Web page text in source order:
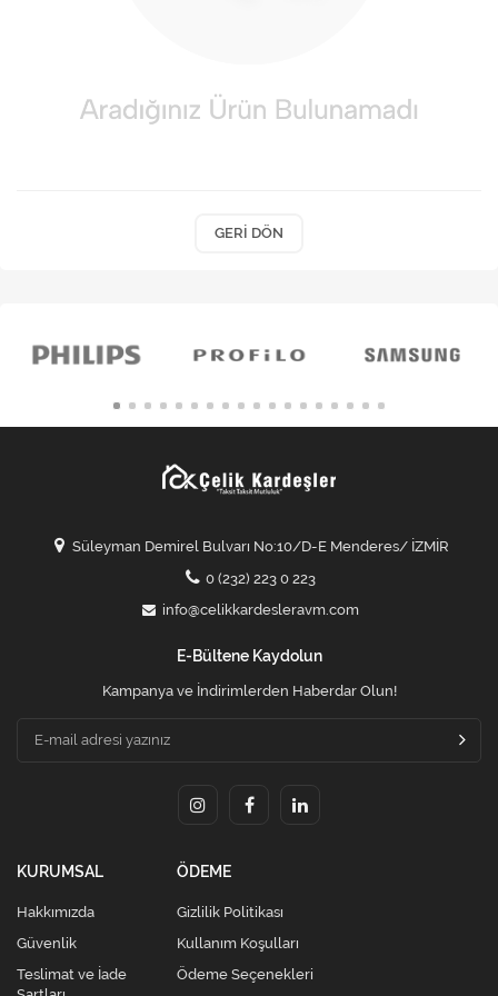
Ev Tekstili
GERI DÖN
Süleyman Demirel Bulvarı No:10/D-E Menderes/ İZMİR
0 (232) 223 0 223
info@celikkardesleravm.com
E-Bültene Kaydolun
Kampanya ve İndirimlerden Haberdar Olun!
KURUMSAL
Hakkımızda
Güvenlik
Teslimat ve İade
ÖDEME
Gizlilik Politikası
Kullanım Koşulları
Ödeme Seçenekleri